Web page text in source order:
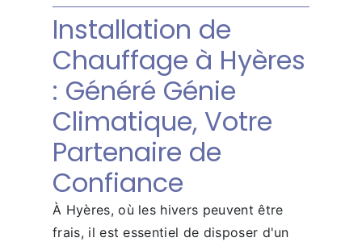
Installation de
Chauffage à Hyères
: Généré Génie
Climatique, Votre
Partenaire de
Confiance
À Hyères, où les hivers peuvent être
frais, il est essentiel de disposer d'un